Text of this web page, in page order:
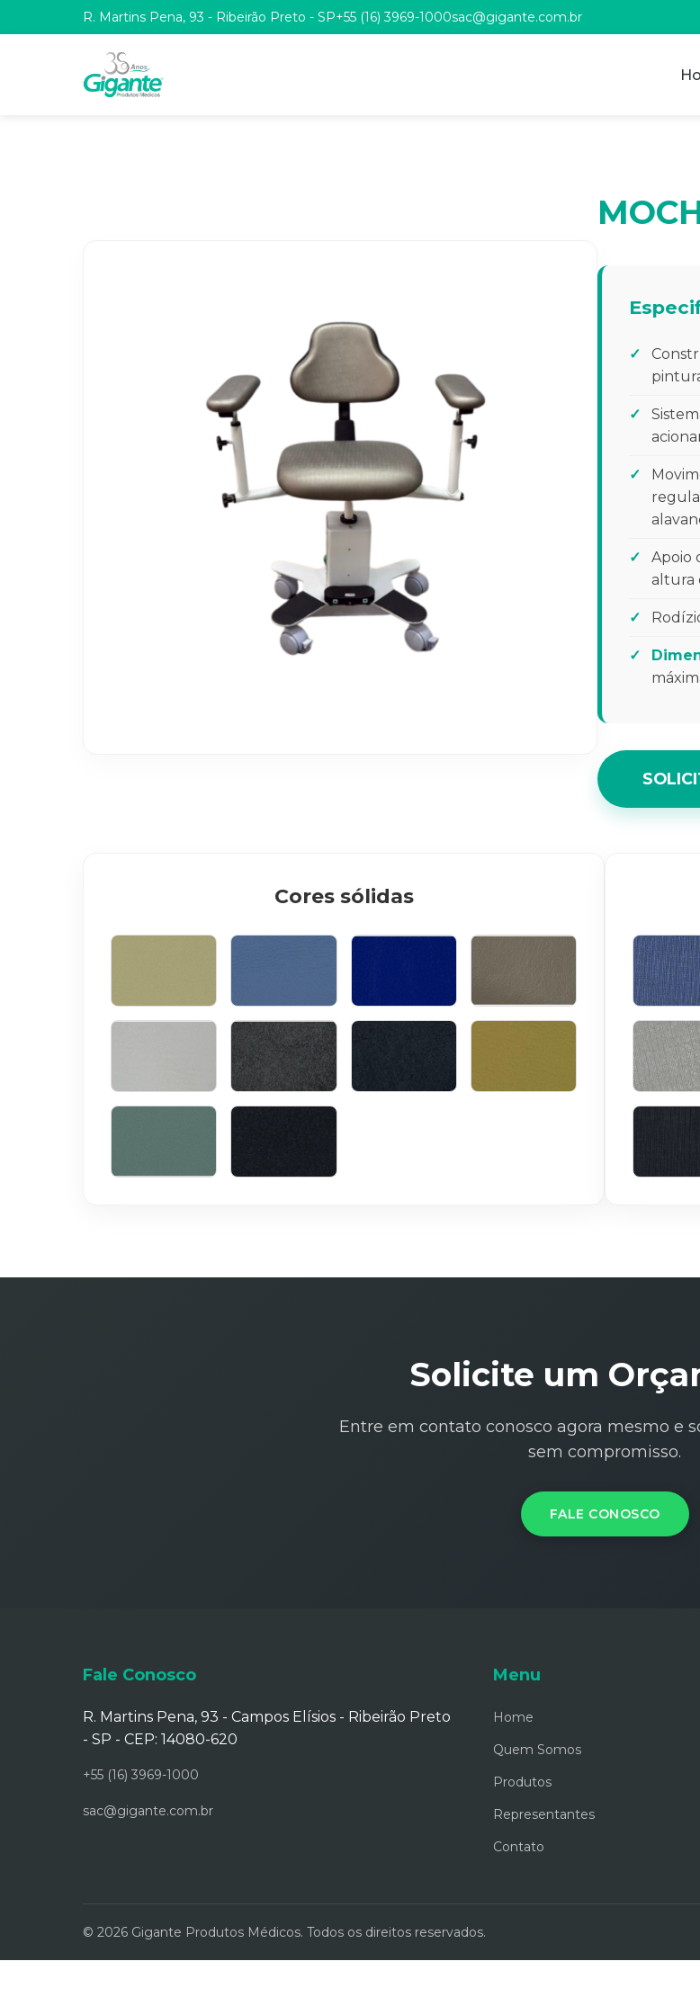
R. Martins Pena, 93 - Ribeirão Preto - SP+55 (16) 3969-1000sac@gigante.com.br
Apoio
altura
Cores sólidas
AMARELO CLARO AZUL CLARO AZUL ROYAL BEGE
BRANCO GRAFITE
AZUL
Solicite um
Entre em contato conosco agora mesmo e
sem compromisso.
FALE CONOSCO
Fale Conosco
R. Martins Pena, 93 - Campos Elísios - Ribeirão Preto
- SP - CEP: 14080-620
+55 (16) 3969-1000
sac@gigante.com.br
Menu
Home
Quem Somos
Produtos
Representantes
Contato
© 2026 Gigante Produtos Médicos. Todos os direitos reservados.